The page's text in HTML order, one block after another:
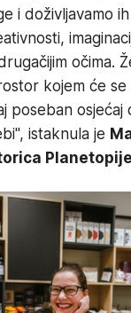
i doživljavamo
očima.
kojem će se
poseban osjećaj
istaknula je
Planetopije